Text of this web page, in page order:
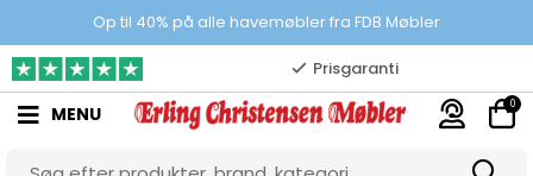
Op til 40% på alle havemøbler fra FDB Møbler
100% danskejet webshop
Prisgaranti
10.000 m2 showroom
Gratis & gode parkeringsforhold
MENU 0